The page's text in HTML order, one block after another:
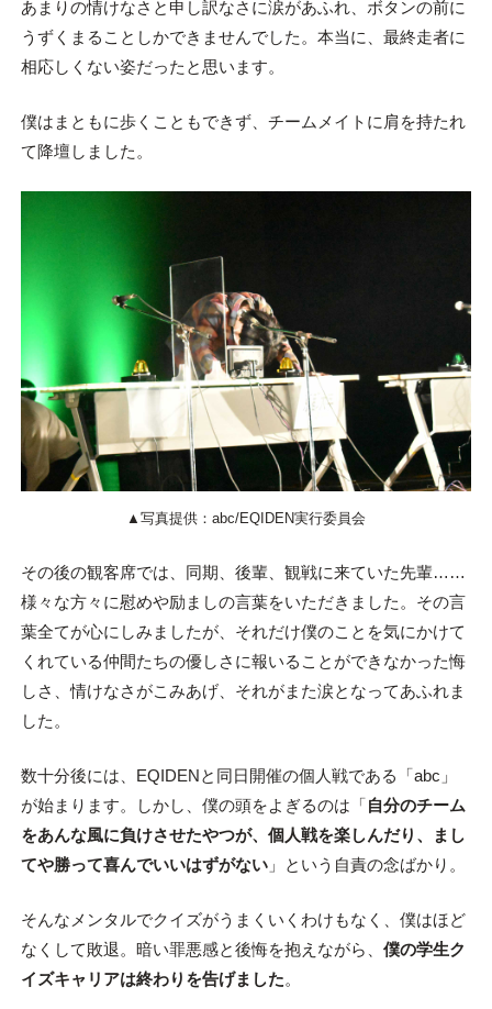
あまりの情けなさと申し訳なさに涙があふれ、ボタンの前に
うずくまることしかできませんでした。本当に、最終走者に
相応しくない姿だったと思います。
僕はまともに歩くこともできず、チームメイトに肩を持たれ
て降壇しました。
▲写真提供：abc/EQIDEN実行委員会
その後の観客席では、同期、後輩、観戦に来ていた先輩……
様々な方々に慰めや励ましの言葉をいただきました。その言
葉全てが心にしみましたが、それだけ僕のことを気にかけて
くれている仲間たちの優しさに報いることができなかった悔
しさ、情けなさがこみあげ、それがまた涙となってあふれま
した。
数十分後には、EQIDENと同日開催の個人戦である「abc」
が始まります。しかし、僕の頭をよぎるのは「自分のチーム
をあんな風に負けさせたやつが、個人戦を楽しんだり、まし
てや勝って喜んでいいはずがない」という自責の念ばかり。
そんなメンタルでクイズがうまくいくわけもなく、僕はほど
なくして敗退。暗い罪悪感と後悔を抱えながら、 僕の学生ク
イズキャリアは終わりを告げました。